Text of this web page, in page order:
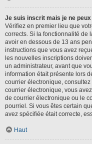
Je suis inscrit mais je ne
Vérifiez en premier lieu que
corrects. Si la fonctionnalité de
avoir en dessous de 13 ans
instructions que vous avez
les nouvelles inscriptions
un administrateur, avant que
information était présente lors
courrier électronique,
courrier électronique, vous
de courrier électronique ou le
pourriel. Si vous êtes certain
avez spécifiée était correcte,
Haut